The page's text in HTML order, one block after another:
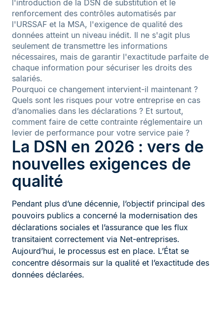
l'introduction de la DSN de substitution et le
renforcement des contrôles automatisés par
l'URSSAF et la MSA, l'exigence de qualité des
données atteint un niveau inédit. Il ne s'agit plus
seulement de transmettre les informations
nécessaires, mais de garantir l'exactitude parfaite de
chaque information pour sécuriser les droits des
salariés.
Pourquoi ce changement intervient-il maintenant ?
Quels sont les risques pour votre entreprise en cas
d’anomalies dans les déclarations ? Et surtout,
comment faire de cette contrainte réglementaire un
levier de performance pour votre service paie ?
La DSN en 2026 : vers de
nouvelles exigences de
qualité
Pendant plus d’une décennie, l’objectif principal des
pouvoirs publics a concerné la modernisation des
déclarations sociales et l’assurance que les flux
transitaient correctement via Net-entreprises.
Aujourd’hui, le processus est en place. L’État se
concentre désormais sur la qualité et l’exactitude des
données déclarées.